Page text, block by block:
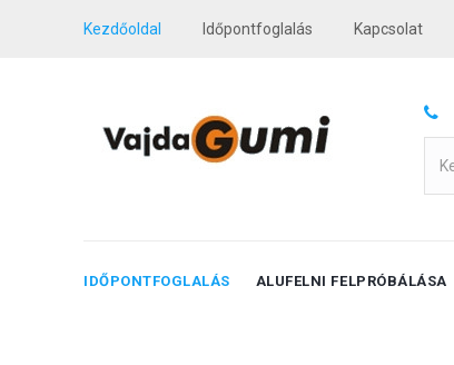
Kezdőoldal Időpontfoglalás Kapcsolat
IDŐPONTFOGLALÁS ALUFELNI FELPRÓBÁLÁSA